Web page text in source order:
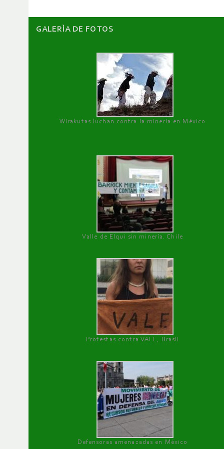
GALERÌA DE FOTOS
Wirakutas luchan contra la minería en México
Valle de Elqui sin minería. Chile
Protestas contra VALE, Brasil
Defensoras amenazadas en México